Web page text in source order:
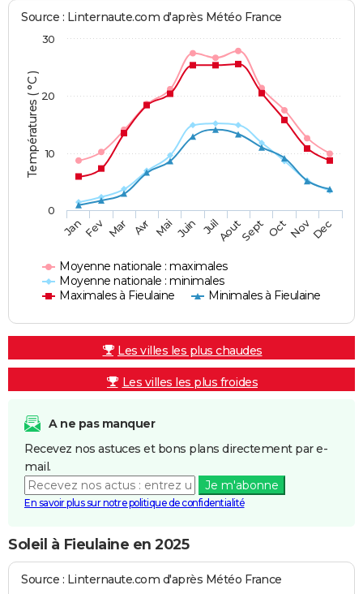
Températures ( °C )
Source : Linternaute.com d'après Météo France
Moyenne nationale : maximales
Moyenne nationale : minimales
Maximales à Fieulaine
Minimales à Fieulaine
JanFev Mar Avr Mai Juin JuilAoutSept OctNovDec
0
10
20
30
Les villes les plus chaudes
Les villes les plus froides
A ne pas manquer
Recevez nos astuces et bons plans directement par e-
mail.
Je m'abonne
En savoir plus sur notre politique de confidentialité
Soleil à Fieulaine en 2025
Source : Linternaute.com d'après Météo France